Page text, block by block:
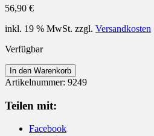
56,90 €
inkl. 19 % MwSt. zzgl. Versandkosten
Verfügbar
Anhänger
925
Silber
Schmetterling
Paua
In den Warenkorb
Artikelnummer: 9249
Teilen mit:
Facebook